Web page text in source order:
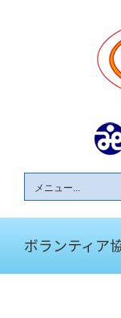
メニュー...
ボランティア